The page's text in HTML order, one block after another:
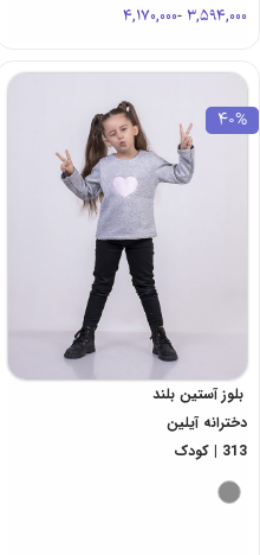
3,594,000
-
4,170,000
40%
بلوز آستین بلند
دخترانه آیلین
313 | کودک